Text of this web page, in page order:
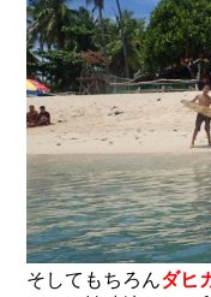
そしてもちろんダヒ